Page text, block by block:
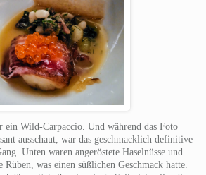
ein Wild-Carpaccio. Und während das Foto
ausschaut, war das geschmacklich definitive
Unten waren angeröstete Haselnüsse und
was einen süßlichen Geschmack hatte.